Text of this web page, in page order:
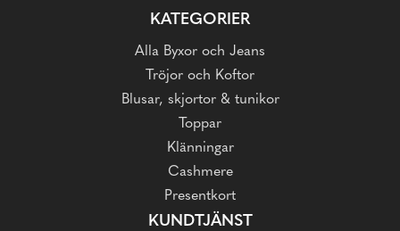
KATEGORIER
Alla Byxor och Jeans
Tröjor och Koftor
Blusar, skjortor & tunikor
Toppar
Klänningar
Cashmere
Presentkort
KUNDTJÄNST